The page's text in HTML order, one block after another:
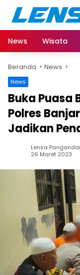
Langsung
konten
News
Wisata
Beranda News
News
Buka Puasa
Polres
Jadikan
Lensa
26 Maret 2023